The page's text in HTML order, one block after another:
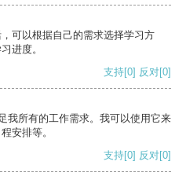
可以根据自己的需求选择学习方
进度。
支持[0] 反对[0]
我所有的工作需求。我可以使用它来
安排等。
支持[0] 反对[0]